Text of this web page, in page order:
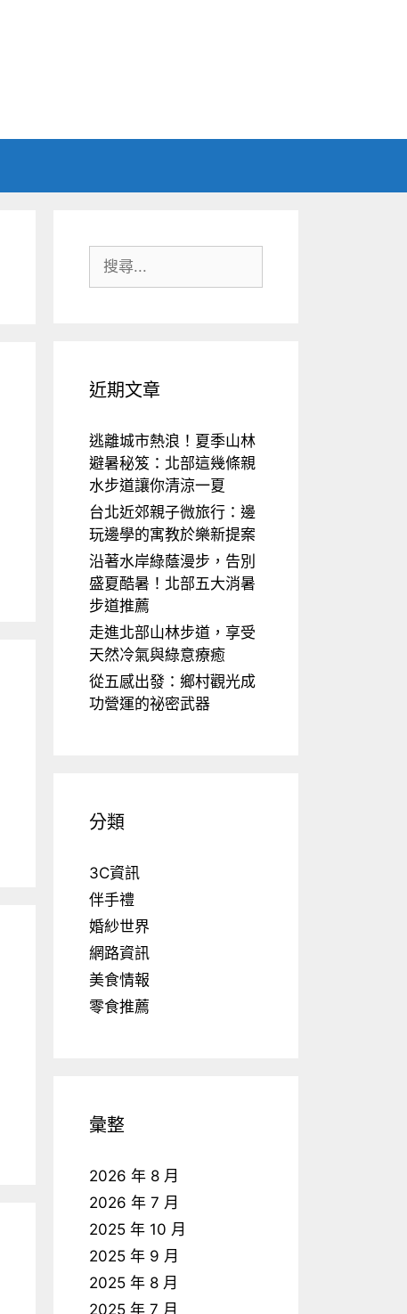
尋:
近期文章
逃離城市熱浪！夏季山林
避暑秘笈：北部這幾條親
水步道讓你清涼一夏
台北近郊親子微旅行：邊
玩邊學的寓教於樂新提案
沿著水岸綠蔭漫步，告別
盛夏酷暑！北部五大消暑
步道推薦
走進北部山林步道，享受
天然冷氣與綠意療癒
從五感出發：鄉村觀光成
功營運的祕密武器
分類
3C資訊
伴手禮
婚紗世界
網路資訊
美食情報
零食推薦
彙整
2026 年 8 月
2026 年 7 月
2025 年 10 月
2025 年 9 月
2025 年 8 月
2025 年 7 月